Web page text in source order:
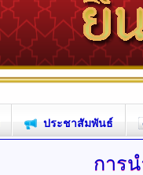
ประชาสัมพันธ์
การ